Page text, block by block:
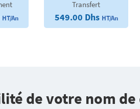
HT/An
Transfert
549.00 Dhs HT/An
de votre nom